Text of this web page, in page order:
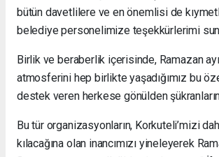
bütün davetlilere ve en önemlisi de
belediye personelimize teşekkürlerimi
Birlik ve beraberlik içerisinde, Ramazan
atmosferini hep birlikte yaşadığımız bu
destek veren herkese gönülden
Bu tür organizasyonların, Korkuteli’mizi
kılacağına olan inancımızı yineleyerek